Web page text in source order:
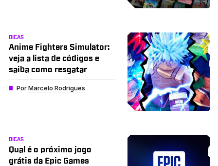
DICAS
Anime Fighters Simulator:
veja a lista de códigos e
saiba como resgatar
PorMarcelo Rodrigues
DICAS
Qual é o próximo jogo
grátis da Epic Games